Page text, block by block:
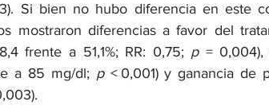
Si bien no hubo diferencia en este
mostraron diferencias a favor del
frente a 51,1%; RR: 0,75; p = 0,004),
a 85 mg/dl; p < 0,001) y ganancia de